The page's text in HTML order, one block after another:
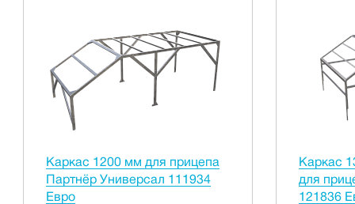
Каркас 1200 мм для прицепа
Партнёр Универсал 111934
Евро
Каркас
для
121836